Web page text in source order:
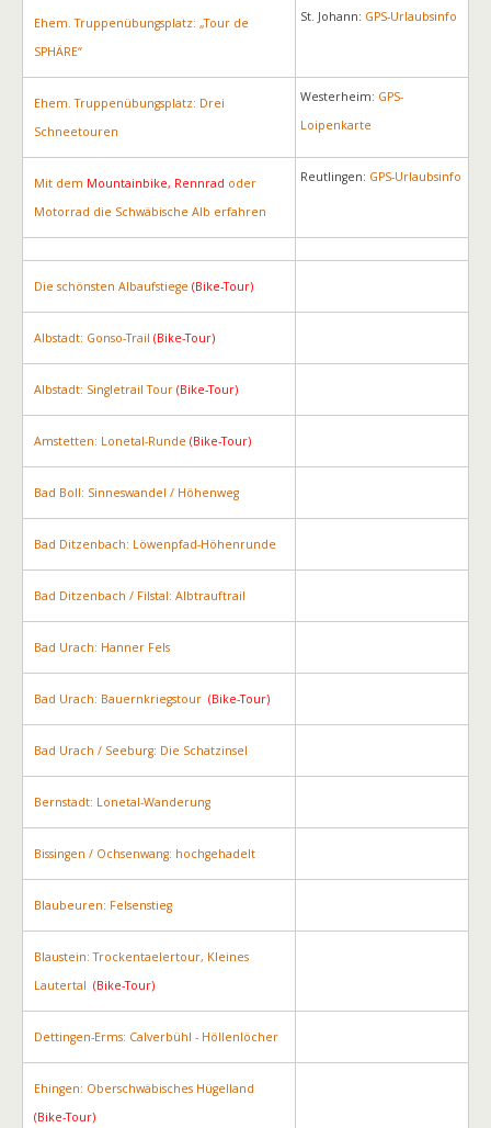
Ehem. Truppenübungsplatz: „Tour de
SPHÄRE“
St. Johann: GPS-Urlaubsinfo
Ehem. Truppenübungsplatz: Drei
Schneetouren
Westerheim: GPS-
Loipenkarte
Mit dem Mountainbike, Rennrad oder
Motorrad die Schwäbische Alb erfahren
Reutlingen: GPS-Urlaubsinfo
Die schönsten Albaufstiege (Bike-Tour)
Albstadt: Gonso-Trail (Bike-Tour)
Albstadt: Singletrail Tour (Bike-Tour)
Amstetten: Lonetal-Runde (Bike-Tour)
Bad Boll: Sinneswandel / Höhenweg
Bad Ditzenbach: Löwenpfad-Höhenrunde
Bad Ditzenbach / Filstal: Albtrauftrail
Bad Urach: Hanner Fels
Bad Urach: Bauernkriegstour (Bike-Tour)
Bad Urach / Seeburg: Die Schatzinsel
Bernstadt: Lonetal-Wanderung
Bissingen / Ochsenwang: hochgehadelt
Blaubeuren: Felsenstieg
Blaustein: Trockentaelertour, Kleines
Lautertal (Bike-Tour)
Dettingen-Erms: Calverbühl - Höllenlöcher
Ehingen: Oberschwäbisches Hügelland
(Bike-Tour)